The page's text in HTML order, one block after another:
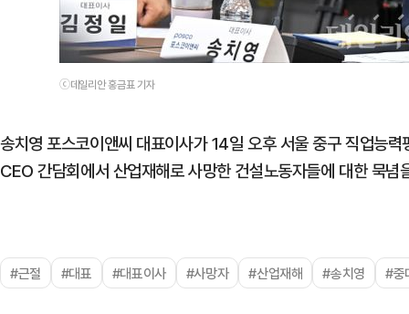
ⓒ데일리안 홍금표 기자
송치영 포스코이앤씨 대표이사가 14일 오후 서울 중구 직업능
CEO 간담회에서 산업재해로 사망한 건설노동자들에 대한 묵념
#근절 #대표 #대표이사 #사망자 #산업재해 #송치영 #중